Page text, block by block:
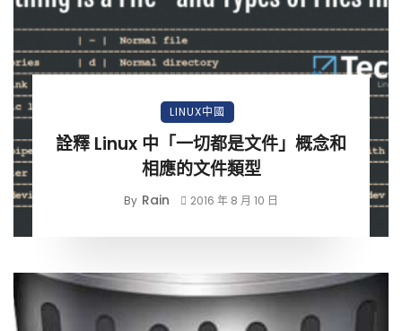
LINUX中國
詮釋 Linux 中「一切都是文件」概念和
相應的文件類型
By Rain 2016 年 8 月 10 日